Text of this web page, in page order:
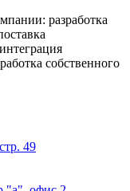
разработка
собственного
49